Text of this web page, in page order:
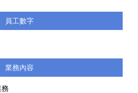
員工數字
業務內容